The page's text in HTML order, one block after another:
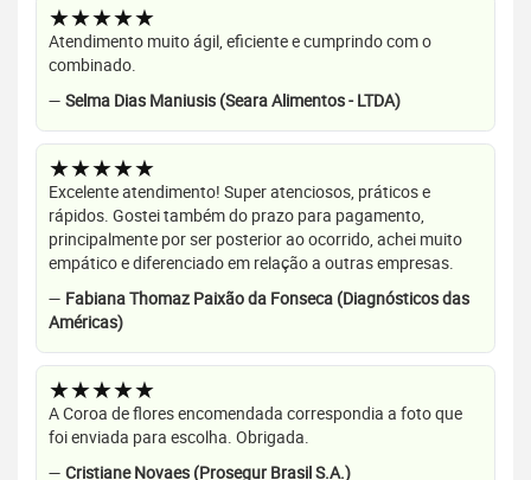
★★★★★
Atendimento muito ágil, eficiente e cumprindo com o
combinado.
— Selma Dias Maniusis (Seara Alimentos - LTDA)
★★★★★
Excelente atendimento! Super atenciosos, práticos e
rápidos. Gostei também do prazo para pagamento,
principalmente por ser posterior ao ocorrido, achei muito
empático e diferenciado em relação a outras empresas.
— Fabiana Thomaz Paixão da Fonseca (Diagnósticos das
Américas)
★★★★★
A Coroa de flores encomendada correspondia a foto que
foi enviada para escolha. Obrigada.
— Cristiane Novaes (Prosegur Brasil S.A.)